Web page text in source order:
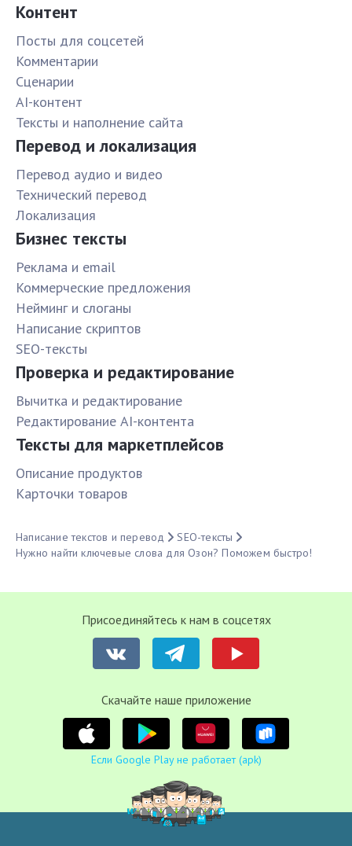
Контент
Посты для соцсетей
Комментарии
Сценарии
AI-контент
Тексты и наполнение сайта
Перевод и локализация
Перевод аудио и видео
Технический перевод
Локализация
Бизнес тексты
Реклама и email
Коммерческие предложения
Нейминг и слоганы
Написание скриптов
SEO-тексты
Проверка и редактирование
Вычитка и редактирование
Редактирование AI-контента
Тексты для маркетплейсов
Описание продуктов
Карточки товаров
Написание текстов и перевод
SEO-тексты
Нужно найти ключевые слова для Озон? Поможем быстро!
Присоединяйтесь к нам в соцсетях
Cкачайте наше приложение
Если Google Play не работает (apk)